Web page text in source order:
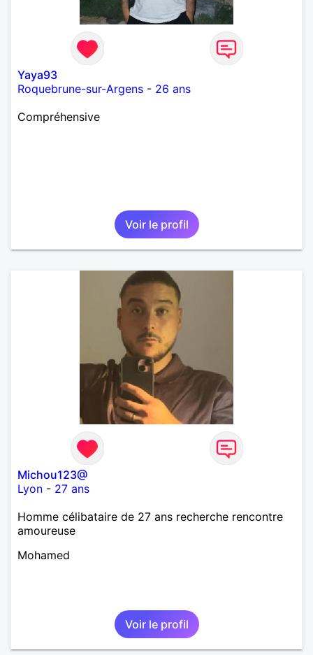
Yaya93
Roquebrune-sur-Argens - 26 ans
Compréhensive
Voir le profil
Michou123@
Lyon - 27 ans
Homme célibataire de 27 ans recherche rencontre
amoureuse
Mohamed
Voir le profil